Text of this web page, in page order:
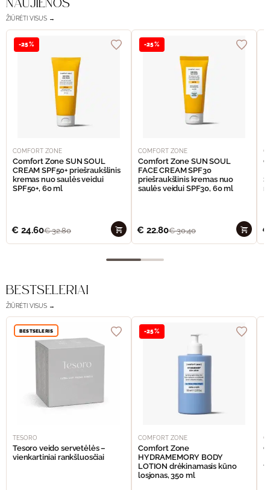
NAUJIENOS
ŽIŪRĖTI VISUS →
-25%
COMFORT ZONE
Comfort Zone SUN SOUL
CREAM SPF50+ priešraukšlinis
kremas nuo saulės veidui
SPF50+, 60 ml
€ 24.60€32.80
-25%
COMFORT ZONE
Comfort Zone SUN SOUL
FACE CREAM SPF30
priešraukšlinis kremas nuo
saulės veidui SPF30, 60 ml
€ 22.80€30.40 €
BESTSELERIAI
ŽIŪRĖTI VISUS →
BESTSELERIS
TESORO
Tesoro veido servetėlės –
vienkartiniai rankšluosčiai
-25%
COMFORT ZONE
Comfort Zone
HYDRAMEMORY BODY
LOTION drėkinamasis kūno
losjonas, 350 ml